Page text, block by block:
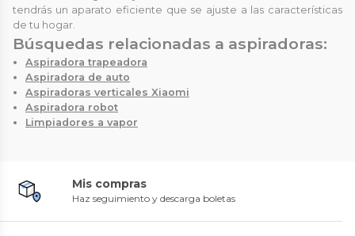
tendrás un aparato eficiente que se ajuste a las características
de tu hogar.
Búsquedas relacionadas a aspiradoras:
Aspiradora trapeadora
Aspiradora de auto
Aspiradoras verticales Xiaomi
Aspiradora robot
Limpiadores a vapor
Mis compras
Haz seguimiento y descarga boletas